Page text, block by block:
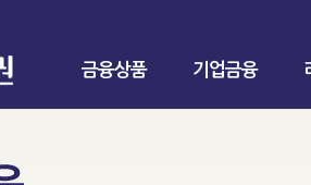
금융상품 기업금융